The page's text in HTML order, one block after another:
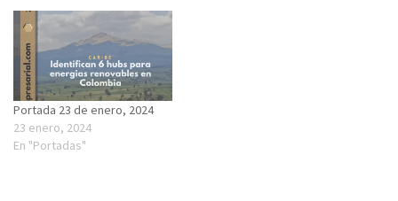
Portada 23 de enero, 2024
23 enero, 2024
En "Portadas"